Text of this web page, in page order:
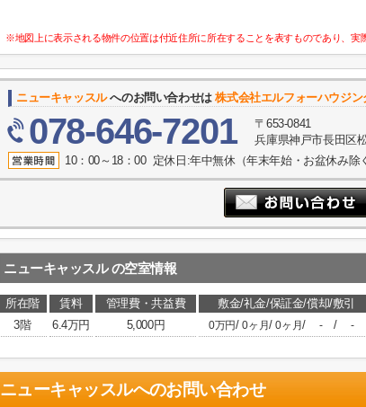
※地図上に表示される物件の位置は付近住所に所在することを表すものであり、実
ニューキャッスルへのお問い合わせは株式会社エルフォーハウジン
078-646-7201
〒653-0841
兵庫県神戸市長田区
10：00～18：00 定休日:年中無休（年末年始・お盆休み除
ニューキャッスル の空室情報
所在階 賃料 管理費・共益費 敷金/礼金/保証金/償却/敷引
3階
6.4万円 5,000円 0万円/0ヶ月/0ヶ月/ - / -
ニューキャッスルへのお問い合わせ